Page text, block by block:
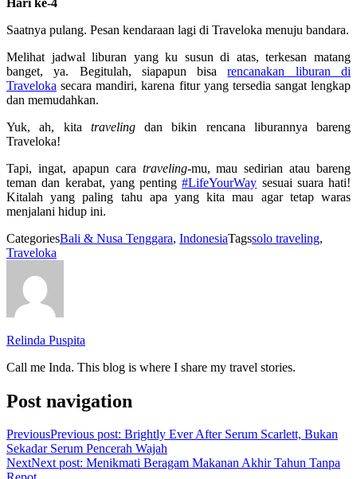
Saatnya pulang. Pesan kendaraan lagi di Traveloka menuju bandara.
Melihat jadwal liburan yang ku susun di atas, terkesan matang
banget, ya. Begitulah, siapapun bisarencanakan liburan di
Traveloka secara mandiri, karena fitur yang tersedia sangat lengkap
dan memudahkan.
Yuk, ah, kita travelingdan bikin rencana liburannya bareng
Traveloka!
Tapi, ingat, apapun cara traveling-mu, mau sedirian atau bareng
teman dan kerabat, yang penting#LifeYourWay sesuai suara hati!
Kitalah yang paling tahu apa yang kita mau agar tetap waras
menjalani hidup ini.
CategoriesBali & Nusa Tenggara, IndonesiaTagssolo traveling,
Traveloka
Relinda Puspita
Call me Inda. This blog is where I share my travel stories.
Post navigation
PreviousPrevious post: Brightly Ever After Serum Scarlett, Bukan
Sekadar Serum Pencerah Wajah
NextNext post: Menikmati Beragam Makanan Akhir Tahun Tanpa